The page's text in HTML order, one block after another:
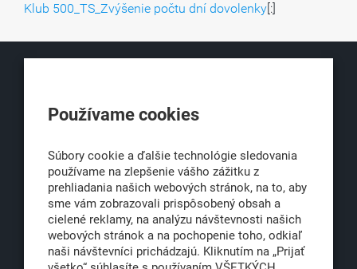
Klub 500_TS_Zvýšenie počtu dní dovolenky[:]
Obchodná 6
office@klub500.sk
+421 2 54 646 464
www.klub500.sk
Používame cookies
Súbory cookie a ďalšie technológie sledovania
používame na zlepšenie vášho zážitku z
prehliadania našich webových stránok, na to, aby
sme vám zobrazovali prispôsobený obsah a
cielené reklamy, na analýzu návštevnosti našich
webových stránok a na pochopenie toho, odkiaľ
naši návštevníci prichádzajú. Kliknutím na „Prijať